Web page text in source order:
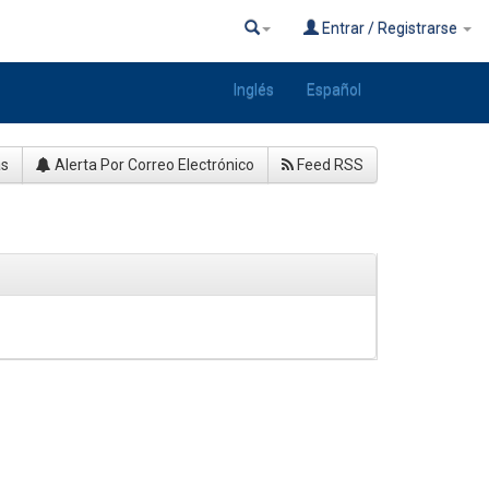
Entrar / Registrarse
Inglés Español
Alerta Por Correo Electrónico Feed RSS